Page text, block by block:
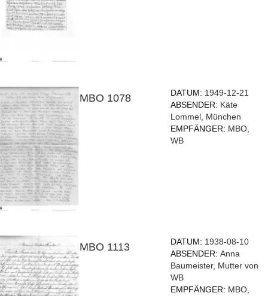
MBO 1078 DATUM: 1949-12-21
ABSENDER: Käte
Lommel, München
EMPFÄNGER: MBO,
WB
MBO 1113 DATUM: 1938-08-10
ABSENDER:Anna
Baumeister, Mutter von
WB
EMPFÄNGER: MBO,